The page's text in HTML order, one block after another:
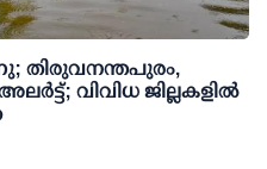
തിരുവനന്തപുരം,
വിവിധ ജില്ലകളിൽ